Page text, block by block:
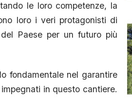
le loro competenze, la
loro i veri protagonisti di
Paese per un futuro più
fondamentale nel garantire
in questo cantiere.